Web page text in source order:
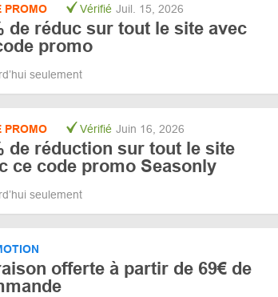
PROMO Vérifié Juil. 15, 2026
de réduc sur tout le site avec
promo
seulement
PROMO Vérifié Juin 16, 2026
de réduction sur tout le site
ce code promo Seasonly
seulement
offerte à partir de 69€ de